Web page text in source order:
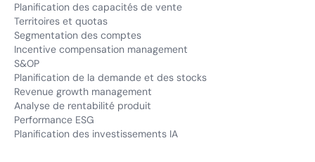
Planification des capacités de vente
Territoires et quotas
Segmentation des comptes
Incentive compensation management
S&OP
Planification de la demande et des stocks
Revenue growth management
Analyse de rentabilité produit
Performance ESG
Planification des investissements IA